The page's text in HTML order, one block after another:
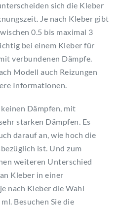
sich die Kleber
Je nach Kleber gibt
0.5 bis maximal 3
bei einem Kleber für
verbundenen Dämpfe.
Modell auch Reizungen
Informationen.
Dämpfen, mit
starken Dämpfen. Es
darauf an, wie hoch die
ist. Und zum
weiteren Unterschied
Kleber in einer
nach Kleber die Wahl
Besuchen Sie die